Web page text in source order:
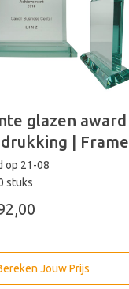
glazen award
| Frame
op 21-08
stuks
Bereken Jouw Prijs